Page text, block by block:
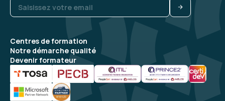
Centres de formation
Notre démarche qualité
Devenir formateur